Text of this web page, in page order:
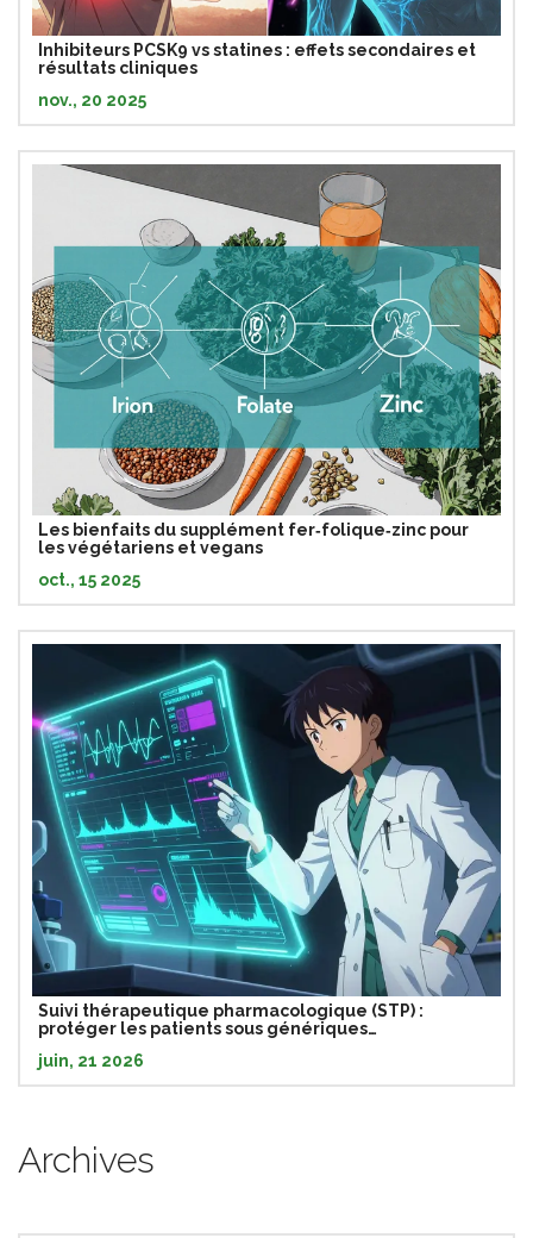
Inhibiteurs PCSK9 vs statines : effets secondaires et
résultats cliniques
nov., 20 2025
Les bienfaits du supplément fer‑folique‑zinc pour
les végétariens et vegans
oct., 15 2025
Suivi thérapeutique pharmacologique (STP) :
protéger les patients sous génériques
juin, 21 2026
Archives